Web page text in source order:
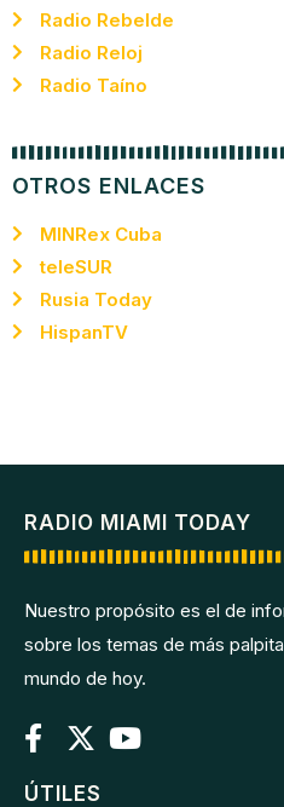
Radio Rebelde
Radio Reloj
Radio Taíno
OTROS ENLACES
MINRex Cuba
teleSUR
Rusia Today
HispanTV
RADIO MIAMI TODAY
Nuestro propósito es el de
sobre los temas de más
mundo de hoy.
ÚTILES